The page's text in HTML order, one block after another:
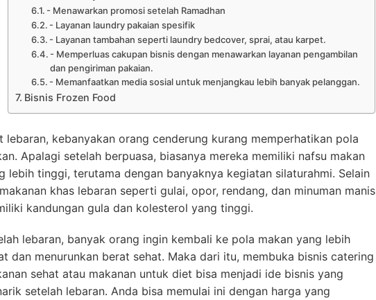
- Menawarkan promosi setelah Ramadhan
- Layanan laundry pakaian spesifik
- Layanan tambahan seperti laundry bedcover, sprai, atau karpet.
- Memperluas cakupan bisnis dengan menawarkan layanan pengambilan
dan pengiriman pakaian.
- Memanfaatkan media sosial untuk menjangkau lebih banyak pelanggan.
Bisnis Frozen Food
lebaran, kebanyakan orang cenderung kurang memperhatikan pola
Apalagi setelah berpuasa, biasanya mereka memiliki nafsu makan
lebih tinggi, terutama dengan banyaknya kegiatan silaturahmi. Selain
khas lebaran seperti gulai, opor, rendang, dan minuman manis
kandungan gula dan kolesterol yang tinggi.
lebaran, banyak orang ingin kembali ke pola makan yang lebih
dan menurunkan berat sehat. Maka dari itu, membuka bisnis catering
sehat atau makanan untuk diet bisa menjadi ide bisnis yang
setelah lebaran. Anda bisa memulai ini dengan harga yang